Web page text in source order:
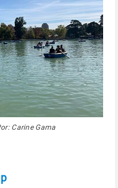
Carine Gama